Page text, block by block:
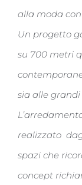
alla moda
Un progetto
su 700 metri
sia alle grandi
realizzato
spazi che
concept